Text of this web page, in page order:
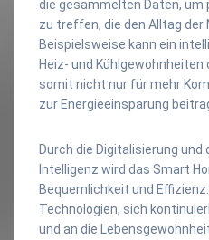
die gesammelten Daten, um
zu treffen, die den Alltag der
Beispielsweise kann ein
Heiz- und Kühlgewohnheiten
somit nicht nur für mehr
zur Energieeinsparung
Durch die Digitalisierung
Intelligenz wird das Smart
Bequemlichkeit und
Technologien, sich
und an die